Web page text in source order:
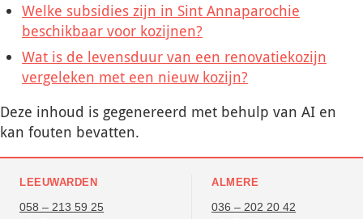
Welke subsidies zijn in Sint Annaparochie
beschikbaar voor kozijnen?
Wat is de levensduur van een renovatiekozijn
vergeleken met een nieuw kozijn?
Deze inhoud is gegenereerd met behulp van AI en
kan fouten bevatten.
LEEUWARDEN
058 – 213 59 25
ALMERE
036 – 202 20 42